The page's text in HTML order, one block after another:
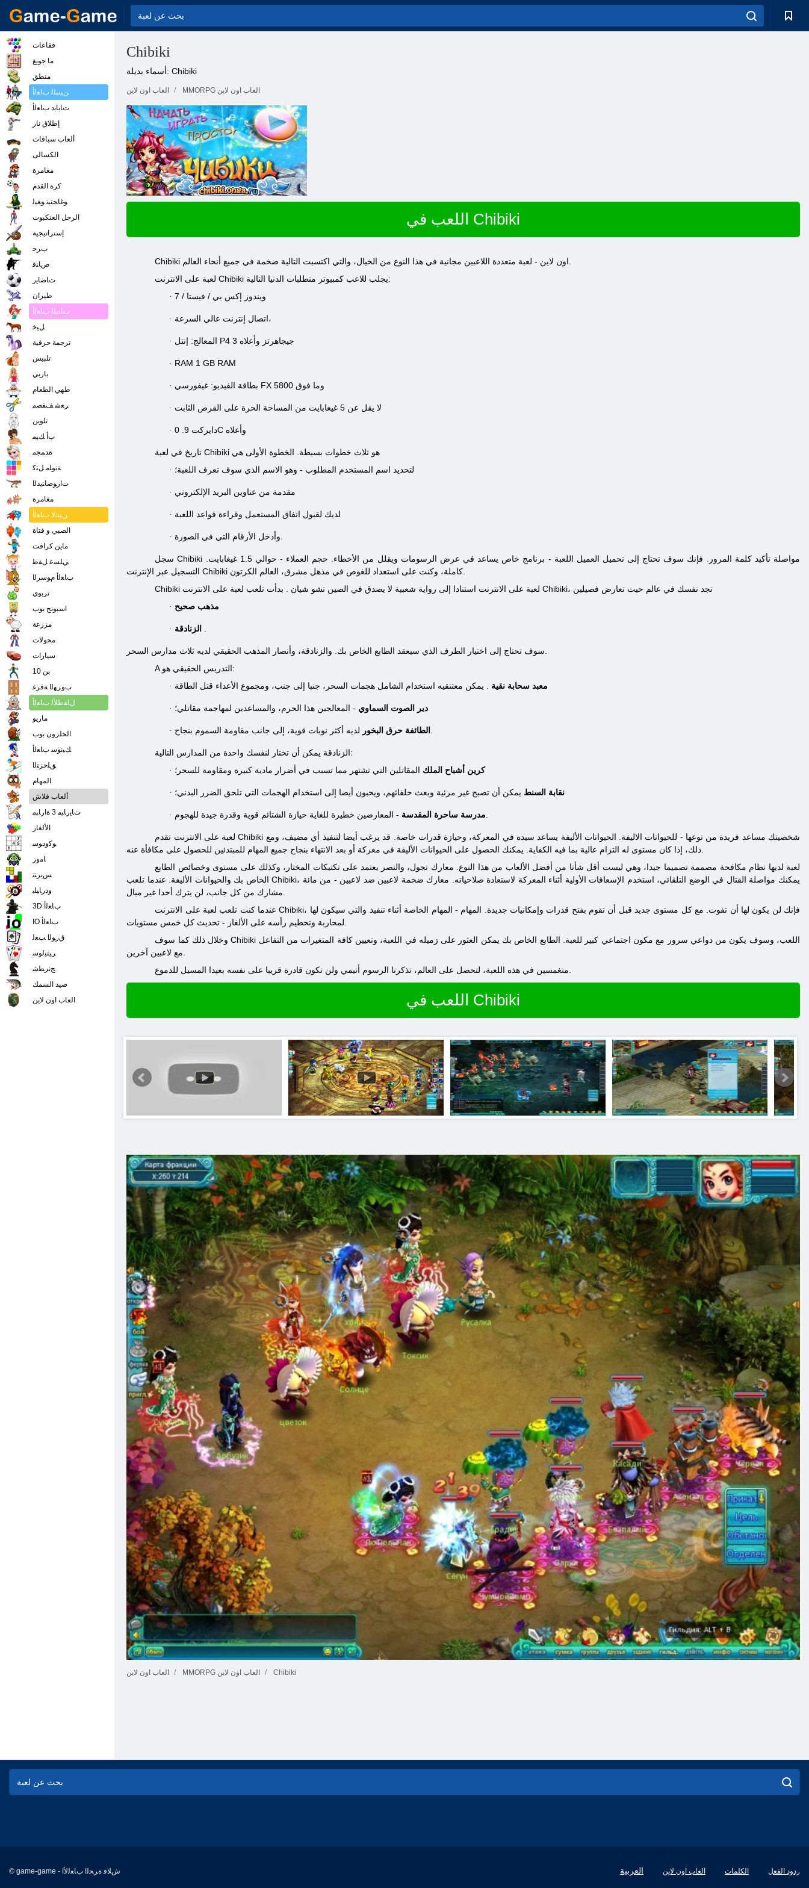
Chibiki
أسماء بديلة: Chibiki
العاب اون لاين MMORPG العاب اون لاين
اللعب في Chibiki
لعبة على الانترنت Chibiki يجلب للاعب كمبيوتر متطلبات الدنيا التالية:
· ويندوز إكس بي / فيستا / 7
· اتصال إنترنت عالي السرعة،
· المعالج: إنتل P4 3 جيجاهرتز وأعلاه
· RAM 1 GB RAM
· بطاقة الفيديو: غيفورسي FX 5800 وما فوق
· لا يقل عن 5 غيغابايت من المساحة الحرة على القرص الثابت
· دايركت 9. 0C وأعلاه
تاريخ في لعبة Chibiki هو ثلاث خطوات بسيطة. الخطوة الأولى هي
· لتحديد اسم المستخدم المطلوب - وهو الاسم الذي سوف تعرف اللعبة؛
· مقدمة من عناوين البريد الإلكتروني
· لديك لقبول اتفاق المستعمل وقراءة قواعد اللعبة
·
سجل Chibiki مواصلة تأكيد كلمة المرور. فإنك سوف تحتاج إلى تحميل العميل اللعبة - برنامج خاص يساعد في عرض الرسومات ويقلل من الأخطاء. حجم العملاء - حوالي 1.5 غيغابايت.
Chibiki لعبة على الانترنت استنادا إلى رواية شعبية لا يصدق في الصين تشو شيان . بدأت تلعب لعبة على الانترنت Chibiki، تجد نفسك في عالم حيث تعارض فصيلين
· مذهب صحيح
·
A التدريس الحقيقي هو:
· معبد سحابة نقية . يمكن معتنقيه استخدام الشامل هجمات السحر، جنبا إلى جنب، ومجموع الأعداء قتل الطاقة
· دير الصوت السماوي - المعالجين هذا الحرم، والمساعدين لمهاجمة مقاتلي؛
· الطائفة حرق البخور
الزنادقة يمكن أن تختار لنفسك واحدة من المدارس التالية:
· كرين أشباح الملك المقاتلين التي تشتهر مما تسبب في أضرار مادية كبيرة ومقاومة للسحر؛
· نقابة السنط يمكن أن تصبح غير مرئية وبعث حلفائهم، ويحبون أيضا إلى استخدام الهجمات التي تلحق الضرر البدني؛
· مدرسة ساحرة المقدسة
لعبة على الانترنت تقدم Chibiki شخصيتك مساعد فريدة من نوعها - للحيوانات الاليفة. الحيوانات الأليفة يساعد سيده في المعركة، وحيازة قدرات خاصة. قد يرغب أيضا لتنفيذ أي مضيف، ومع
لعبة لديها نظام مكافحة مصممة تصميما جيدا، وهي ليست أقل شأنا من أفضل الألعاب من هذا النوع. معارك تجول، والنصر يعتمد على تكتيكات المختار، وكذلك على مستوى وخصائص الطابع
الخاص بك والحيوانات الأليفة. عندما تلعب Chibiki، يمكنك مواصلة القتال في الوضع التلقائي، استخدم الإسعافات الأولية أثناء المعركة لاستعادة صلاحياته. معارك ضخمة لاعبين ضد لاعبين - من مائة
عندما كنت تلعب لعبة على الانترنت Chibiki، فإنك لن يكون لها أن تفوت. مع كل مستوى جديد قبل أن تقوم بفتح قدرات وإمكانيات جديدة. المهام - المهام الخاصة أثناء تنفيذ والتي سيكون لها
وخلال ذلك كما سوف Chibiki اللعب، وسوف يكون من دواعي سرور مع مكون اجتماعي كبير للعبة. الطابع الخاص بك يمكن العثور على زميله في اللعبة، وتعيين كافة المتغيرات من التفاعل
اللعب في Chibiki
العاب اون لاين MMORPG العاب اون لاين Chibiki
فقاعات
ما جونغ
منطق
ﻦﻴﻨﺒﻠﻟ ﺏﺎﻌﻟﺃ
ﺕﺎﺑﺎﺑﺩ ﺏﺎﻌﻟﺃ
إطلاق نار
ألعاب سباقات
الكسالى
مغامرة
كرة القدم
ﻮﻏﺎﺠﻨﻴﻧ ﻮﻐﻴﻟ
الرجل العنكبوت
إستراتيجية
ﺏﺮﺣ
ﺹﺎﻨﻗ
ﺕﺎﺿﺎﻳﺭ
طيران
ﺕﺎﻨﺒﻠﻟ ﺏﺎﻌﻟﺃ
ﻞﻴﺧ
ترجمة حرفية
تلبيس
باربي
طهي الطعام
ﺮﻌﺷ ﻒﻔﺼﻣ
تلوين
ﺏﺃ ﻚﻴﻣ
ﺓﺪﻤﺠﻣ
ﺔﻧﻮﻠﻣ ﻞﺘﻛ
ﺕﺍﺭﻮﺻﺎﻨﻳﺪﻟﺍ
مغامرة
ﻦﻴﻨﺛﻻ ﺏﺎﻌﻟﺃ
الصبي و فتاة
ماين كرافت
ﻲﻠﺴﻋ ﻞﻔﻃ
ﺏﺎﻌﻟﺃ ﻡﻮﺳﺮﻟﺍ
تربوي
اسبونج بوب
مزرعة
محولات
سيارات
بن 10
ﺏﻭﺮﻬﻟﺍ ﺔﻓﺮﻏ
ﻝﺎﻔﻃﻸ ﻟ ﺏﺎﻌﻟﺃ
ماريو
الحلزون بوب
ﻚﻴﻧﻮﺳ ﺏﺎﻌﻟﺃ
ﻖﻠﺣﺰﺘﻟﺍ
المهام
ألعاب فلاش
ﺕﺎﻳﺭﺎﺒﻣ 3 ﺓﺍﺭﺎﺒﻣ
الألغاز
ﻮﻛﻭﺩﻮﺳ
ﺎﻣﻭﺯ
ﺲﻳﺮﺘﺗ
ﻭﺩﺭﺎﻴﻠﺑ
3D ﺏﺎﻌﻟﺃ
IO ﺏﺎﻌﻟﺃ
ﻕﺭﻮﻟﺍ ﺐﻌﻟ
ﺮﻴﺘﻴﻟﻮﺳ
ﺞﻧﺮﻄﺷ
صيد السمك
العاب اون لاين
© game-game - ﺵﻼ ﻓ ﺓﺮﺤﻟﺍ ﺏﺎﻌﻟﻷ ﺍ العربية
English
العاب اون لاين الكلمات ردود الفعل